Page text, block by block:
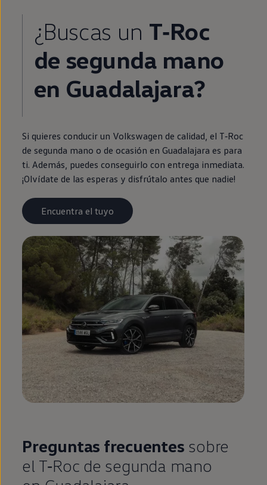
¿Buscas un T‑Roc
de segunda mano
en Guadalajara?
Si quieres conducir un Volkswagen de calidad, el T‑Roc
de segunda mano o de ocasión en Guadalajara es para
ti. Además, puedes conseguirlo con entrega inmediata.
¡Olvídate de las esperas y disfrútalo antes que nadie!
Encuentra el tuyo
Preguntas frecuentes sobre
el T‑Roc de segunda mano